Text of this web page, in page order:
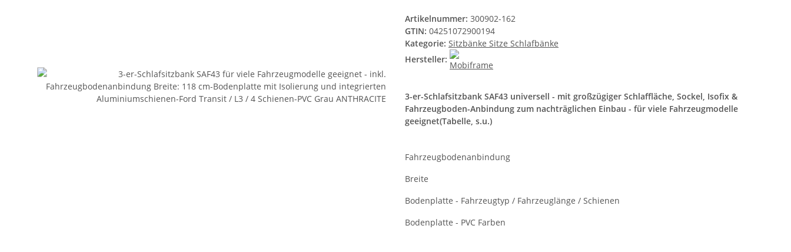
Artikelnummer: 300902-162
GTIN: 04251072900194
Kategorie: Sitzbänke Sitze Schlafbänke
Hersteller:
3-er-Schlafsitzbank SAF43 universell - mit großzügiger Schlaffläche, Sockel, Isofix &
Fahrzeugboden-Anbindung zum nachträglichen Einbau - für viele Fahrzeugmodelle
geeignet(Tabelle, s.u.)
Fahrzeugbodenanbindung
Breite
Bodenplatte - Fahrzeugtyp / Fahrzeuglänge / Schienen
Bodenplatte - PVC Farben